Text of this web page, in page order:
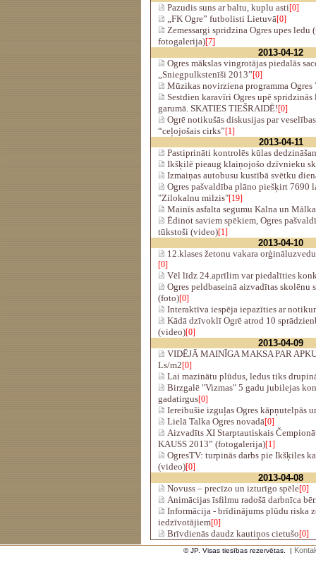
Pazudis suns ar baltu, kuplu asti[0]
„FK Ogre” futbolisti Lietuvā[0]
Zemessargi spridzina Ogres upes ledu
fotogalerija)[7]
2013-04-12
Ogres mākslas vingrotājas piedalās
„Sniegpulkstenīši 2013”[0]
Mūzikas novirziena programma Ogres
Sestdien karavīri Ogres upē
garumā. SKATIES TIEŠRAIDĒ![0]
Ogrē notikušās diskusijas par
“ceļojošais cirks”[1]
2013-04-11
Pastiprināti kontrolēs kūlas
Ikšķilē pieaug klaiņojošo dzīvnieku
Izmaiņas autobusu kustībā svētku
Ogres pašvaldība plāno piešķirt 7690
"Zilokalnu milzis"[19]
Mainīs asfalta segumu Kalna un
Ēdinot saviem spēkiem, Ogres
tūkstoši (video)[1]
2013-04-10
12.klases žetonu vakara
[0]
Vēl līdz 24.aprīlim var piedalīties
Ogres peldbaseinā aizvadītas skolēnu
(foto)[0]
Interaktīva iespēja iepazīties ar
Kādā dzīvoklī Ogrē atrod 10
(video)[0]
2013-04-09
VIDĒJĀ MAINĪGA MAKSA PAR
Ls/m2[0]
Lai mazinātu plūdus, ledus tiks
Birzgalē "Vizmas" 5 gadu jubilejas
gadatirgus[0]
Iereibušie izguļas Ogres kāpņutelpās
Lielā Talka Ogres novadā[0]
Aizvadīts XI Starptautiskais
KAUSS 2013” (fotogalerija)[1]
OgresTV: turpinās darbs pie Ikšķiles
(video)[0]
2013-04-08
Novuss – precīzo un izturīgo spēle[0]
Animācijas īsfilmu radošā darbnīca
Informācija - brīdinājums plūdu riska
iedzīvotājiem[0]
Brīvdienās daudz kautiņos cietušo[0]
© JP. Visas tiesības rezervētas. |